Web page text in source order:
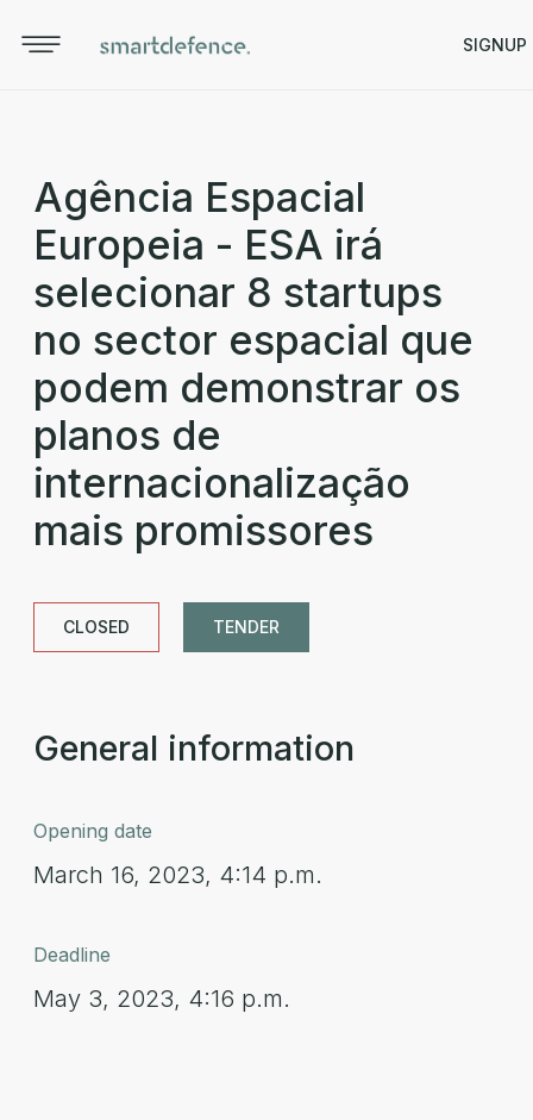
SIGNUP
Agência Espacial
Europeia - ESA irá
selecionar 8 startups
no sector espacial que
podem demonstrar os
planos de
internacionalização
mais promissores
CLOSED TENDER
General information
Opening date
March 16, 2023, 4:14 p.m.
Deadline
May 3, 2023, 4:16 p.m.